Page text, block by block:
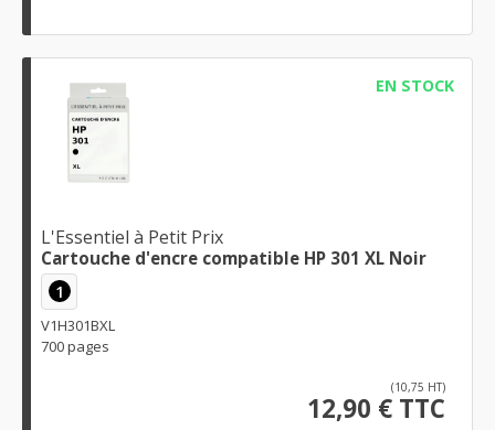
EN STOCK
L'Essentiel à Petit Prix
Cartouche d'encre compatible HP 301 XL Noir
1
V1H301BXL
700 pages
(10,75 HT)
12,90 € TTC